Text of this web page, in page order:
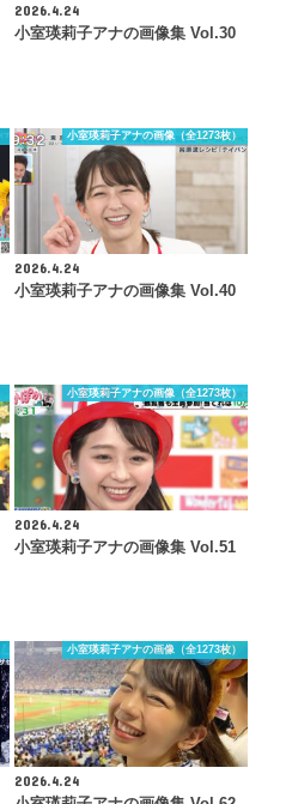
2026.4.24
小室瑛莉子アナの画像集 Vol.30
小室瑛莉子アナの画像（全1273枚）
2026.4.24
小室瑛莉子アナの画像集 Vol.40
小室瑛莉子アナの画像（全1273枚）
2026.4.24
小室瑛莉子アナの画像集 Vol.51
小室瑛莉子アナの画像（全1273枚）
2026.4.24